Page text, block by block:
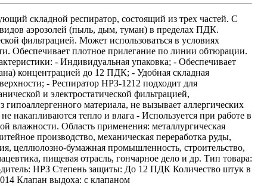
складной респиратор, состоящий из трех частей. С
аэрозолей (пыль, дым, туман) в пределах ПДК.
фильтрацией. Может использоваться в условиях
плотное прилегание по линии обтюрации.
- Индивидуальная упаковка; - Обеспечивает
концентрацией до 12 ПДК; - Удобная складная
- Респиратор НРЗ-1212 подходит для
и электростатической фильтрацией,
материала, не вызывает аллергических
накапливаются тепло и влага - Используется при работе в
Область применения: металлургическая
производство, механическая переработка руды,
целлюлозно-бумажная промышленность, строительство,
пищевая отрасль, гончарное дело и др. Тип товара:
НРЗ Степень защиты: До 12 ПДК Количество штук в
Клапан выдоха: с клапаном